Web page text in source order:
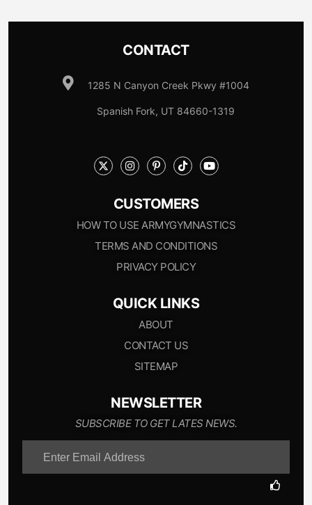
CONTACT
1285 N Canyon Creek Pkwy #1004
Spanish Fork, UT 84660-1319
CUSTOMERS
HOW TO USE ARMYGYMNASTICS
TERMS AND CONDITIONS
PRIVACY POLICY
QUICK LINKS
ABOUT
CONTACT US
SITEMAP
NEWSLETTER
SUBSCRIBE TO GET LATES NEWS.